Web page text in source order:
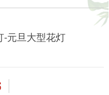
元旦大型花灯